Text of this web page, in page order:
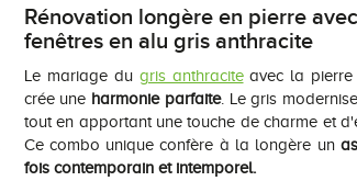
Rénovation longère en pierre avec
fenêtres en alu gris anthracite
Le mariage du gris anthraciteavec la pierre
crée une harmonie parfaite. Le gris
tout en apportant une touche de charme et
Ce combo unique confère à la longère un
fois contemporain et intemporel.